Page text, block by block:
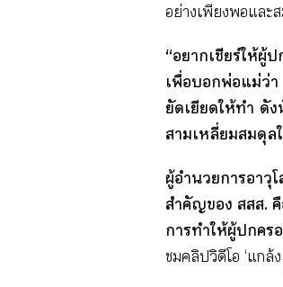
อย่างเพียงพอและ
“อยากเชียร์ให้ผู้
เพื่อบอกพ่อแม่ว่
ยัดเยียดให้ทำ ดั
สามเหลี่ยมสมดุล
ผู้อำนวยการอาวุ
สำคัญของ สสส.
การทำให้ผู้ปกคร
ชมคลิปวิดีโอ ‘แกล้